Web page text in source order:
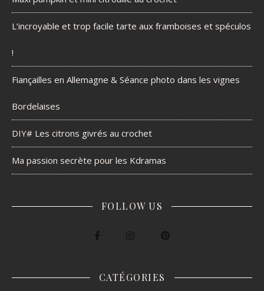
L’incroyable et trop facile tarte aux framboises et spéculos
!
Fiançailles en Allemagne & Séance photo dans les vignes
Bordelaises
DIY# Les citrons givrés au crochet
Ma passion secrète pour les Kdramas
FOLLOW US
CATÉGORIES